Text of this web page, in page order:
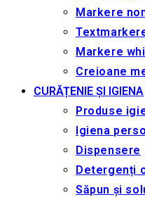
Markere
Markere
Creioane
CURĂȚENIE ȘI IGIENA
Produse
Igiena
Dispensere
Detergenți
Săpun și